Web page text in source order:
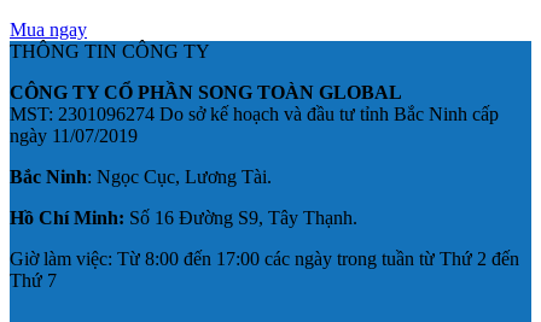
Mua ngay
THÔNG TIN CÔNG TY
CÔNG TY CỔ PHẦN SONG TOÀN GLOBAL
MST: 2301096274 Do sở kế hoạch và đầu tư tỉnh Bắc Ninh cấp
ngày 11/07/2019
Bắc Ninh: Ngọc Cục, Lương Tài.
Hồ Chí Minh: Số 16 Đường S9, Tây Thạnh.
Giờ làm việc: Từ 8:00 đến 17:00 các ngày trong tuần từ Thứ 2 đến
Thứ 7